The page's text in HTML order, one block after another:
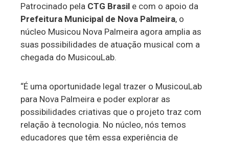
Patrocinado pela CTG Brasil e com o apoio da
Prefeitura Municipal de Nova Palmeira, o
núcleo Musicou Nova Palmeira agora amplia as
suas possibilidades de atuação musical com a
chegada do MusicouLab.
“É uma oportunidade legal trazer o MusicouLab
para Nova Palmeira e poder explorar as
possibilidades criativas que o projeto traz com
relação à tecnologia. No núcleo, nós temos
educadores que têm essa experiência de